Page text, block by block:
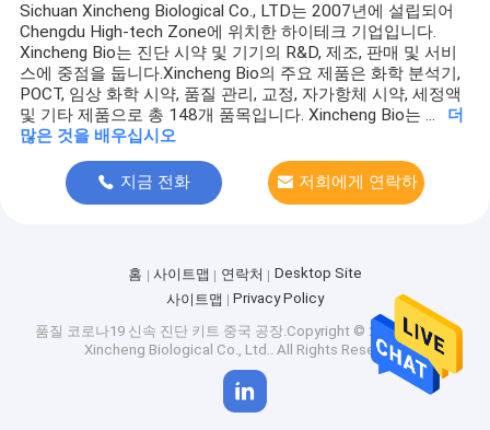
Sichuan Xincheng Biological Co., LTD는 2007년에 설립되어
Chengdu High-tech Zone에 위치한 하이테크 기업입니다.
Xincheng Bio는 진단 시약 및 기기의 R&D, 제조, 판매 및 서비
스에 중점을 둡니다.Xincheng Bio의 주요 제품은 화학 분석기,
POCT, 임상 화학 시약, 품질 관리, 교정, 자가항체 시약, 세정액
및 기타 제품으로 총 148개 품목입니다. Xincheng Bio는 ...
더
많은 것을 배우십시오
지금 전화 저희에게 연락하
홈 사이트맵 연락처
Desktop Site
사이트맵
Privacy Policy
품질 코로나19 신속 진단 키트 중국 공장.Copyright © 2026 Sichuan
Xincheng Biological Co., Ltd.. All Rights Reserved.